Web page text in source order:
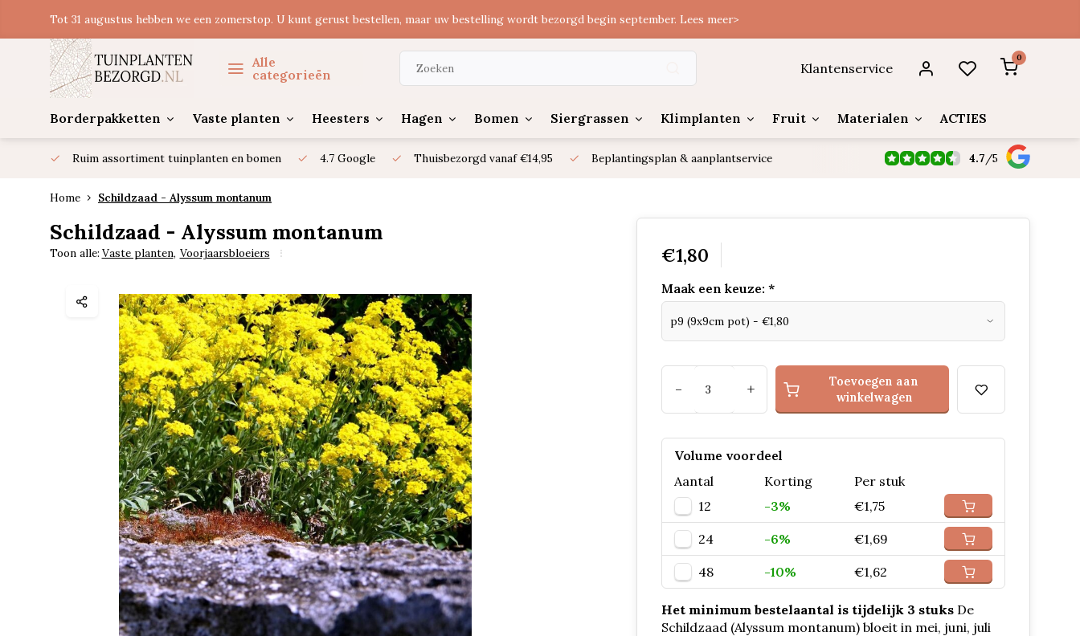
Tot 31 augustus hebben we een zomerstop. U kunt gerust bestellen, maar uw bestelling wordt bezorgd begin september. Lees meer>
Alle
categorieën
Klantenservice
0
Borderpakketten Vaste planten Heesters Hagen Bomen Siergrassen Klimplanten Fruit Materialen ACTIES
Ruim assortiment tuinplanten en bomen 4.7 Google Thuisbezorgd vanaf €14,95 Beplantingsplan & aanplantservice 4.7 /5
Home Schildzaad - Alyssum montanum
Schildzaad - Alyssum montanum
Toon alle: Vaste planten, Voorjaarsbloeiers €1,80
Maak een keuze: *
- +
Toevoegen aan
winkelwagen
Volume voordeel
Aantal
Korting
Per stuk
12
-3% €1,75
24 -6% €1,69
48 -10% €1,62
Het minimum bestelaantal is tijdelijk 3 stuks De
Schildzaad (Alyssum montanum) bloeit in mei, juni, juli